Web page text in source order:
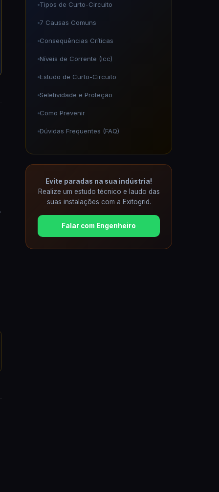
Tipos de Curto-Circuito
7 Causas Comuns
Consequências Críticas
Níveis de Corrente (Icc)
Estudo de Curto-Circuito
Seletividade e Proteção
Como Prevenir
Dúvidas Frequentes (FAQ)
Evite paradas na sua indústria!
Realize um estudo técnico e laudo das
suas instalações com a Exitogrid.
Falar com Engenheiro